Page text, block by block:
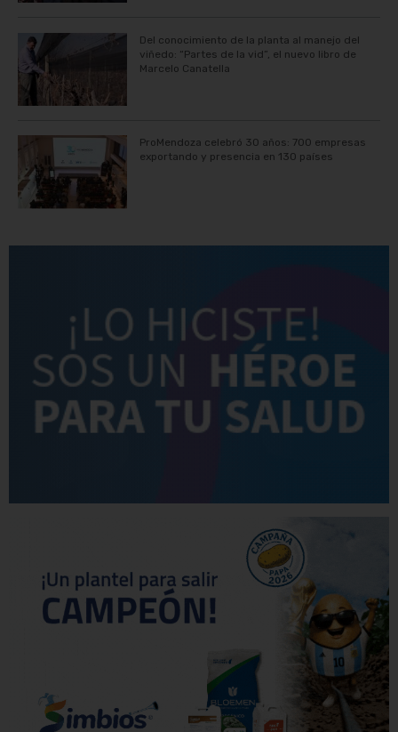
Del conocimiento de la planta al manejo del
viñedo: “Partes de la vid”, el nuevo libro de
Marcelo Canatella
ProMendoza celebró 30 años: 700 empresas
exportando y presencia en 130 países